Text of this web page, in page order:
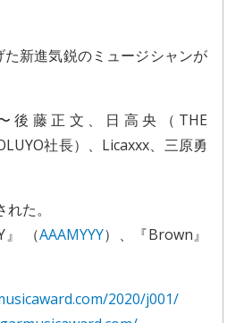
新進気鋭のミュージシャンが
藤正文、日高央（THE
社長）、Licaxxx、三原勇
た。
』 （AAAMYYY）、『Brown』
2020/j001/